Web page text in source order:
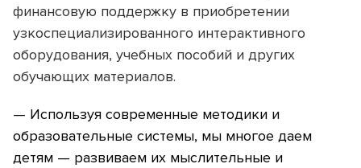
финансовую поддержку в приобретении
узкоспециализированного интерактивного
оборудования, учебных пособий и других
обучающих материалов.
— Используя современные методики и
образовательные системы, мы многое даем
детям — развиваем их мыслительные и